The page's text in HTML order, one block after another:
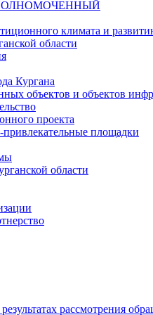
климата и
области
Кургана
объектов и объектов
проекта
площадки
области
рассмотрения